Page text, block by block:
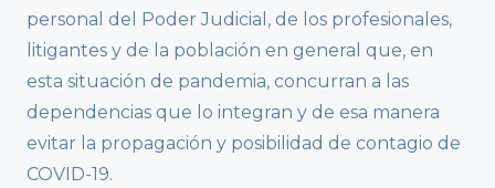
personal del Poder Judicial, de los profesionales,
litigantes y de la población en general que, en
esta situación de pandemia, concurran a las
dependencias que lo integran y de esa manera
evitar la propagación y posibilidad de contagio de
COVID-19.